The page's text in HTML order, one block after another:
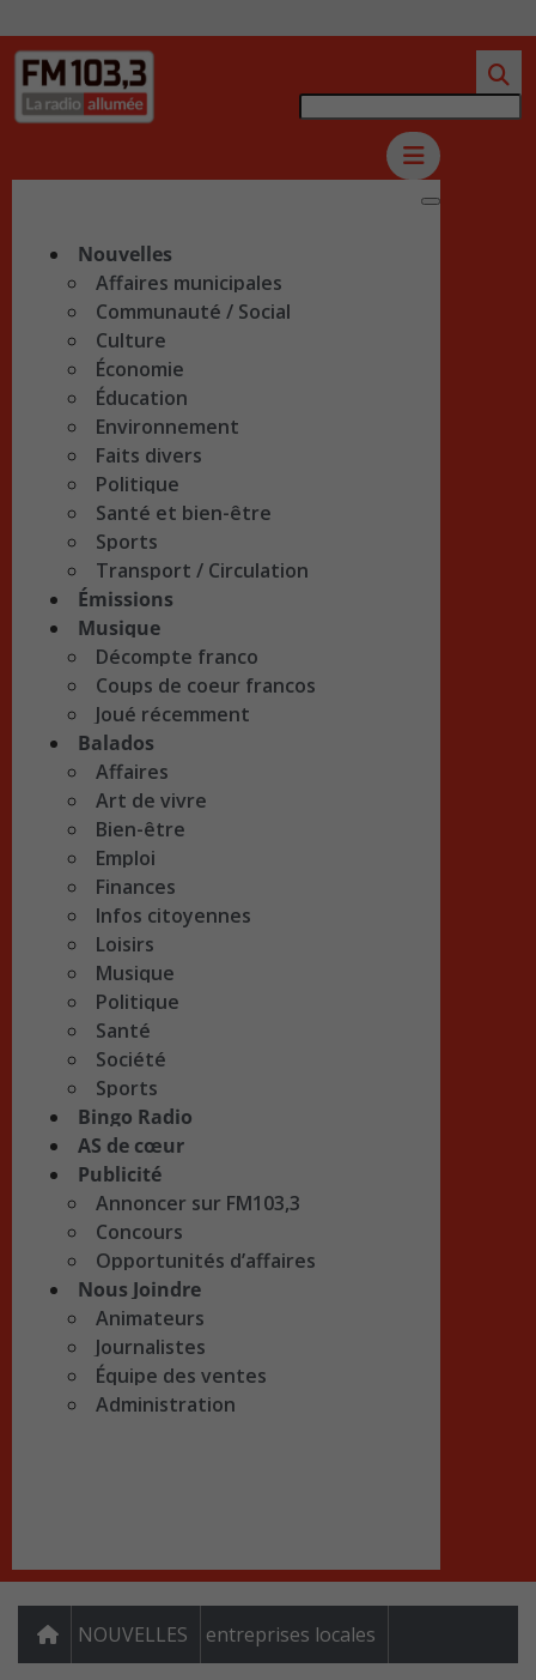
Nouvelles
Affaires municipales
Communauté / Social
Culture
Économie
Éducation
Environnement
Faits divers
Politique
Santé et bien-être
Sports
Transport / Circulation
Émissions
Musique
Décompte franco
Coups de coeur francos
Joué récemment
Balados
Affaires
Art de vivre
Bien-être
Emploi
Finances
Infos citoyennes
Loisirs
Musique
Politique
Santé
Société
Sports
Bingo Radio
AS de cœur
Publicité
Annoncer sur FM103,3
Concours
Opportunités d’affaires
Nous Joindre
Animateurs
Journalistes
Équipe des ventes
Administration
NOUVELLES entreprises locales